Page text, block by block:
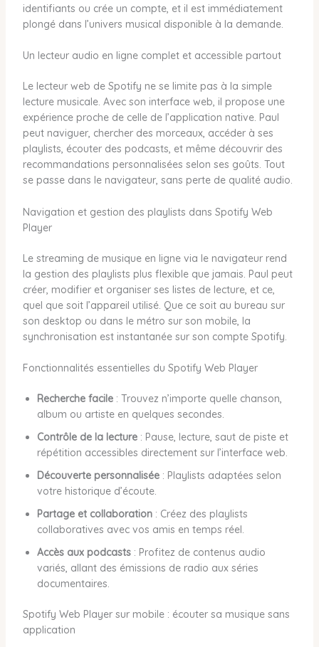
identifiants ou crée un compte, et il est immédiatement
plongé dans l’univers musical disponible à la demande.
Un lecteur audio en ligne complet et accessible partout
Le lecteur web de Spotify ne se limite pas à la simple
lecture musicale. Avec son interface web, il propose une
expérience proche de celle de l’application native. Paul
peut naviguer, chercher des morceaux, accéder à ses
playlists, écouter des podcasts, et même découvrir des
recommandations personnalisées selon ses goûts. Tout
se passe dans le navigateur, sans perte de qualité audio.
Navigation et gestion des playlists dans Spotify Web
Player
Le streaming de musique en ligne via le navigateur rend
la gestion des playlists plus flexible que jamais. Paul peut
créer, modifier et organiser ses listes de lecture, et ce,
quel que soit l’appareil utilisé. Que ce soit au bureau sur
son desktop ou dans le métro sur son mobile, la
synchronisation est instantanée sur son compte Spotify.
Fonctionnalités essentielles du Spotify Web Player
Recherche facile: Trouvez n’importe quelle chanson,
album ou artiste en quelques secondes.
Contrôle de la lecture: Pause, lecture, saut de piste et
répétition accessibles directement sur l’interface web.
Découverte personnalisée: Playlists adaptées selon
votre historique d’écoute.
Partage et collaboration: Créez des playlists
collaboratives avec vos amis en temps réel.
Accès aux podcasts: Profitez de contenus audio
variés, allant des émissions de radio aux séries
documentaires.
Spotify Web Player sur mobile : écouter sa musique sans
application